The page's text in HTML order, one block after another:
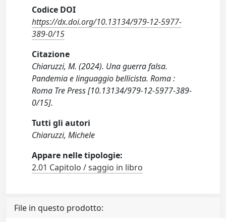
Codice DOI
https://dx.doi.org/10.13134/979-12-5977-
389-0/15
Citazione
Chiaruzzi, M. (2024). Una guerra falsa.
Pandemia e linguaggio bellicista. Roma :
Roma Tre Press [10.13134/979-12-5977-389-
0/15].
Tutti gli autori
Chiaruzzi, Michele
Appare nelle tipologie:
2.01 Capitolo / saggio in libro
File in questo prodotto: